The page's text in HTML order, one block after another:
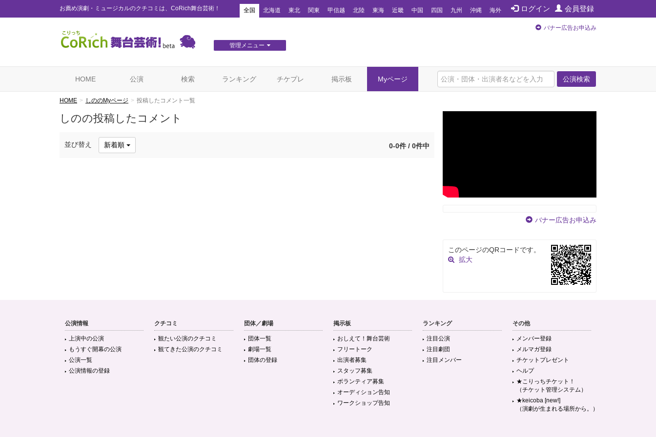
お薦め演劇・ミュージカルのクチコミは、CoRich舞台芸術！ ログイン 会員登録
全国 北海道 東北 関東 甲信越 北陸 東海 近畿 中国 四国 九州 沖縄 海外
管理メニュー
バナー広告お申込み
公演検索
HOME 公演 検索 ランキング チケプレ 掲示板 Myページ
HOME しののMyページ 投稿したコメント一覧
しのの投稿したコメント
並び替え 新着順 0-0件 / 0件中
バナー広告お申込み
このページのQRコードです。
拡大
公演情報
上演中の公演
もうすぐ開幕の公演
公演一覧
公演情報の登録
クチコミ
観たい公演のクチコミ
観てきた公演のクチコミ
団体／劇場
団体一覧
劇場一覧
団体の登録
掲示板
おしえて！舞台芸術
フリートーク
出演者募集
スタッフ募集
ボランティア募集
オーディション告知
ワークショップ告知
ランキング
注目公演
注目劇団
注目メンバー
その他
メンバー登録
メルマガ登録
チケットプレゼント
ヘルプ
★こりっちチケット！
（チケット管理システム）
★keicoba [new!]
（演劇が生まれる場所から。）